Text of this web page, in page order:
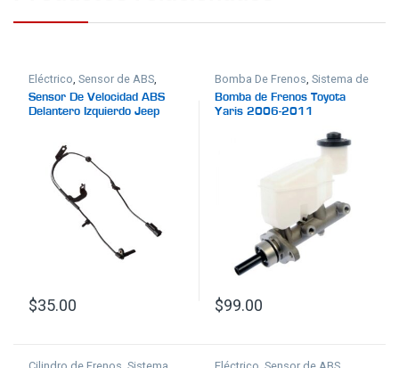
Eléctrico,Sensor de ABS,
Sistema de Frenos
Sensor De Velocidad ABS
Delantero Izquierdo Jeep
$35.00
Bomba De Frenos,Sistema de
Frenos
Bomba de Frenos Toyota
Yaris 2006-2011
$99.00